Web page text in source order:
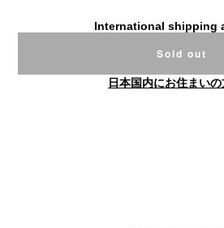
International shipping
Sold out
日本国内にお住まい